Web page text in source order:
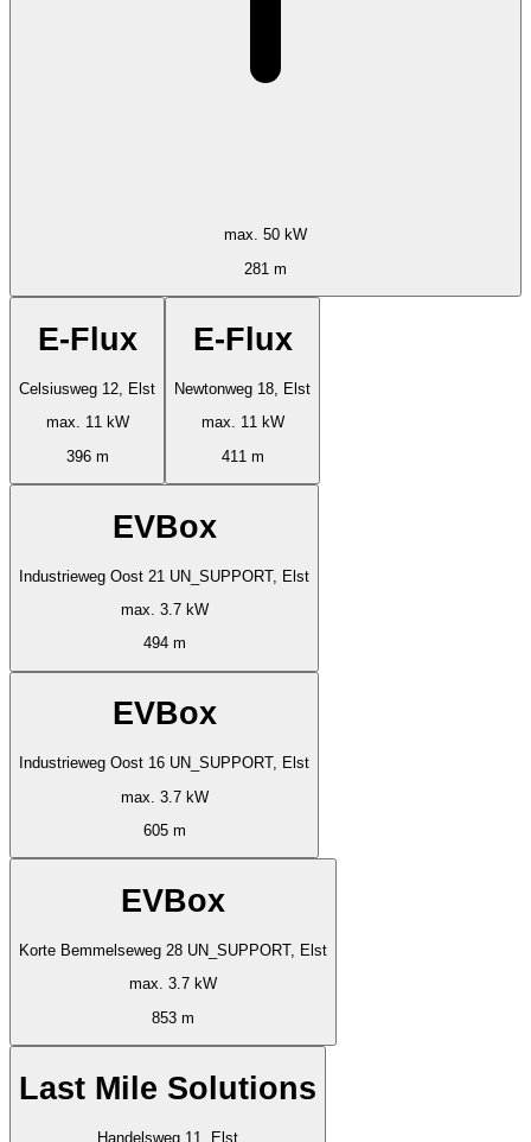
max. 50 kW
281 m
E-Flux
Celsiusweg 12, Elst
max. 11 kW
396 m
E-Flux
Newtonweg 18, Elst
max. 11 kW
411 m
EVBox
Industrieweg Oost 21 UN_SUPPORT, Elst
max. 3.7 kW
494 m
EVBox
Industrieweg Oost 16 UN_SUPPORT, Elst
max. 3.7 kW
605 m
EVBox
Korte Bemmelseweg 28 UN_SUPPORT, Elst
max. 3.7 kW
853 m
Last Mile Solutions
Handelsweg 11, Elst